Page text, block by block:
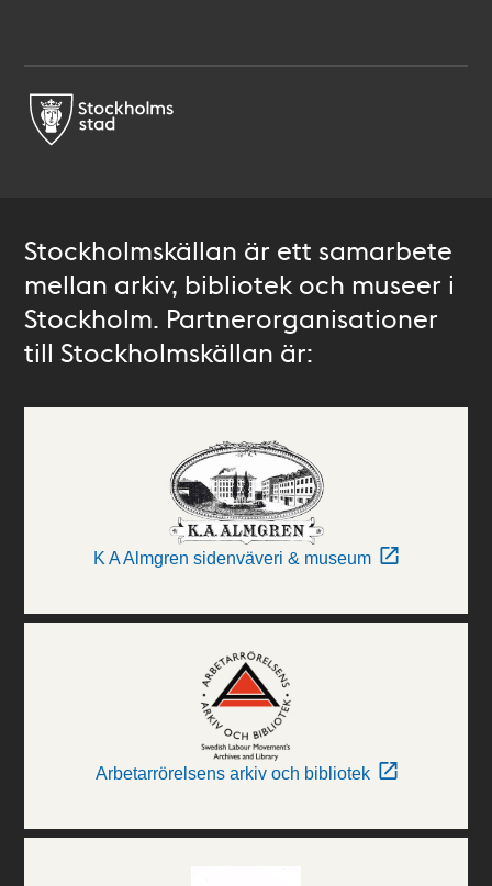
Stockholmskällan är ett samarbete
mellan arkiv, bibliotek och museer i
Stockholm. Partnerorganisationer
till Stockholmskällan är:
K A Almgren sidenväveri & museum
Arbetarrörelsens arkiv och bibliotek